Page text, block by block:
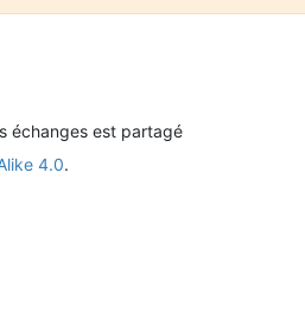
échanges est partagé
4.0.